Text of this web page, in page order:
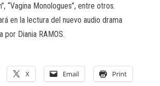
“Vagina Monologues”, entre otros.
en la lectura del nuevo audio drama
por Diania RAMOS.
X Email Print